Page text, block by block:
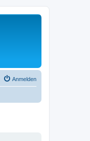
Anmelden